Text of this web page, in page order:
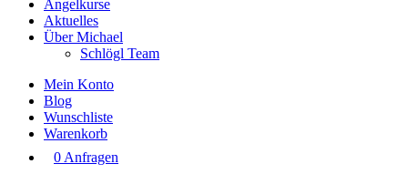
Angelkurse
Aktuelles
Über Michael
Schlögl Team
Mein Konto
Blog
Wunschliste
Warenkorb
0 Anfragen